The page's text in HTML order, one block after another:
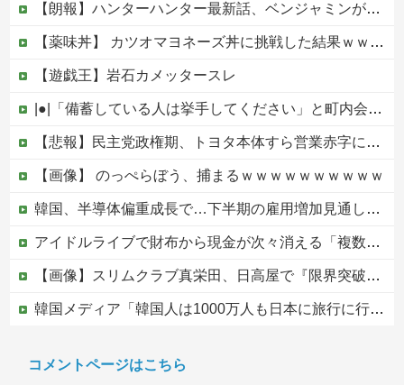
【朗報】ハンターハンター最新話、ベンジャミンが覚醒して主人公になるwwwwwwwwwww
【薬味丼】 カツオマヨネーズ丼に挑戦した結果ｗｗｗ（画像あり）
【遊戯王】岩石カメッタースレ
|●|「備蓄している人は挙手してください」と町内会のミーティング、何の気なしに手を挙げてしまった結果……
【悲報】民主党政権期、トヨタ本体すら営業赤字になる「超円高」…中小企業の景況も厳しい水準だった←これエグいよな他
【画像】 のっぺらぼう、捕まるｗｗｗｗｗｗｗｗｗｗ
韓国、半導体偏重成長で…下半期の雇用増加見通しは20万人→10万人に半減
アイドルライブで財布から現金が次々消える「複数のお客様より被害報告」警察に相談へ
【画像】スリムクラブ真栄田、日高屋で『限界突破のドカ食い』を披露するｗｗｗｗｗｗ
韓国メディア「韓国人は1000万人も日本に旅行に行ってあげるのに、どうして日本人は韓国に来ないのか」自国に魅力がないのを棚に上げて日本を分析
【悲しすぎる】埼玉県飯能市の件、やはり不法滞在ベトナム人でした
コメントページはこちら